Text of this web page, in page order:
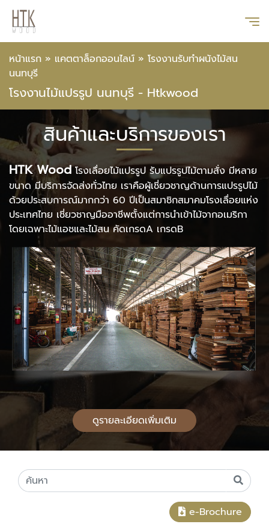
หน้าแรก » แคตตาล็อกออนไลน์ » โรงงานรับทำผนังไม้สน
นนทบุรี
โรงงานไม้แปรรูป นนทบุรี - Htkwood
สินค้าและบริการของเรา
HTK Woodโรงเลื่อยไม้แปรรูป รับแปรรูปไม้ตามสั่ง มีหลาย
ขนาด มีบริการจัดส่งทั่วไทย เราคือผู้เชี่ยวชาญด้านการแปรรูปไม้
ด้วยประสบการณ์มากกว่า 60 ปีเป็นสมาชิกสมาคมโรงเลื่อยแห่ง
ประเทศไทย เชี่ยวชาญมืออาชีพตั้งแต่การนำเข้าไม้จากอเมริกา
โดยเฉพาะไม้แอชและไม้สน คัดเกรดA เกรดB
ดูรายละเอียดเพิ่มเติม
e-Brochure